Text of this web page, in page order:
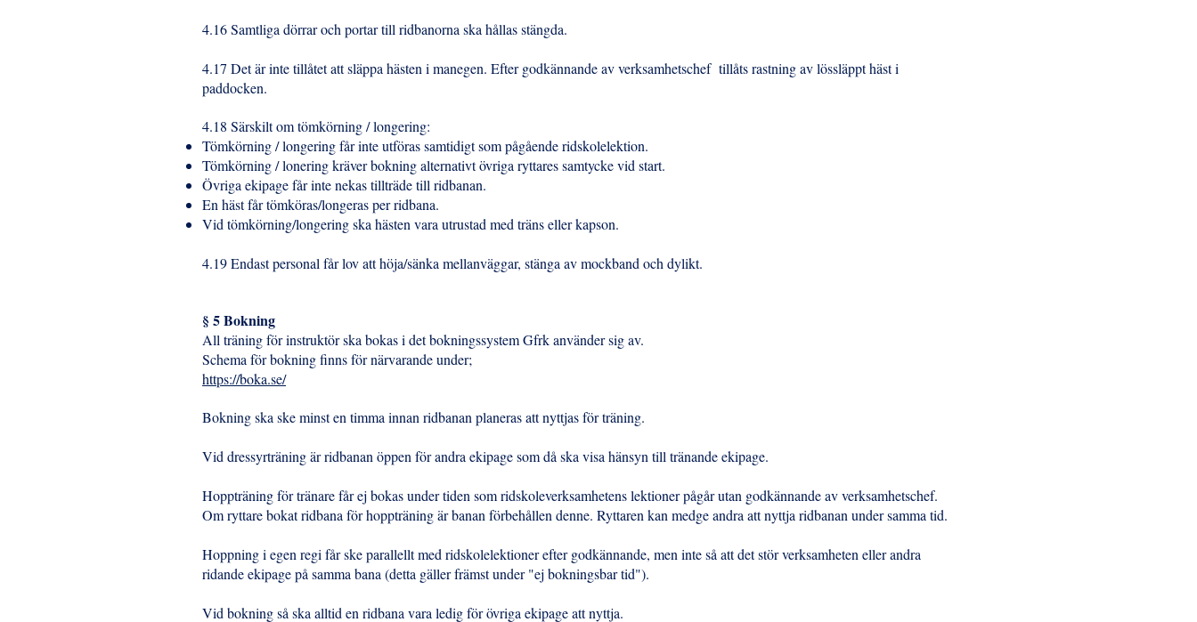
4.16 Samtliga dörrar och portar till ridbanorna ska hållas stängda.
4.17 Det är inte tillåtet att släppa hästen i manegen. Efter godkännande av verksamhetschef tillåts rastning av lössläppt häst i
paddocken.
4.18 Särskilt om tömkörning / longering:
Tömkörning / longering får inte utföras samtidigt som pågående ridskolelektion.
Tömkörning / lonering kräver bokning alternativt övriga ryttares samtycke vid start.
Övriga ekipage får inte nekas tillträde till ridbanan.
En häst får tömköras/longeras per ridbana.
Vid tömkörning/longering ska hästen vara utrustad med träns eller kapson.
4.19 Endast personal får lov att höja/sänka mellanväggar, stänga av mockband och dylikt.
§ 5 Bokning
All träning för instruktör ska bokas i det bokningssystem Gfrk använder sig av.
Schema för bokning finns för närvarande under;
https://boka.se/
Bokning ska ske minst en timma innan ridbanan planeras att nyttjas för träning.
Vid dressyrträning är ridbanan öppen för andra ekipage som då ska visa hänsyn till tränande ekipage.
Hoppträning för tränare får ej bokas under tiden som ridskoleverksamhetens lektioner pågår utan godkännande av verksamhetschef.
Om ryttare bokat ridbana för hoppträning är banan förbehållen denne. Ryttaren kan medge andra att nyttja ridbanan under samma tid.
Hoppning i egen regi får ske parallellt med ridskolelektioner efter godkännande, men inte så att det stör verksamheten eller andra
ridande ekipage på samma bana (detta gäller främst under "ej bokningsbar tid").
Vid bokning så ska alltid en ridbana vara ledig för övriga ekipage att nyttja.